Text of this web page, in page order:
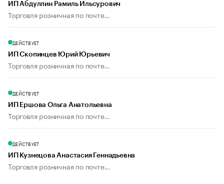
ИП Абдуллин Рамиль Ильсурович
Торговля розничная по почте...
ДЕЙСТВУЕТ
ИП Скопинцев Юрий Юрьевич
Торговля розничная по почте...
ДЕЙСТВУЕТ
ИП Ершова Ольга Анатольевна
Торговля розничная по почте...
ДЕЙСТВУЕТ
ИП Кузнецова Анастасия Геннадьевна
Торговля розничная по почте...